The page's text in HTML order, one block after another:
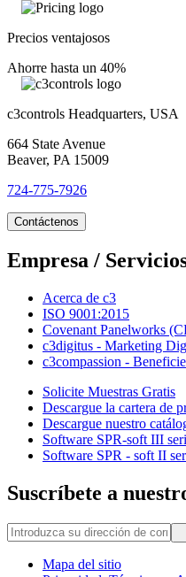
Precios ventajosos
Ahorre hasta un 40%
c3controls Headquarters, USA
664 State Avenue
Beaver, PA 15009
724-775-7926
Contáctenos
Empresa /
Acerca de c3
ISO 9001:2015
Covenant Panelworks
c3digitus - Marketing
c3compassion -
Solicite Muestras Gratis
Descargue la cartera de
Descargue nuestro
Software SPR-soft III
Software SPR - soft II
Suscríbete a
Mapa del sitio